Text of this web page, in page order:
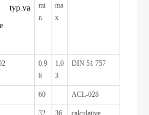
typ.va
mi
n
ma
x
0.9
8
1.0
3
DIN 51 757
60 ACL-028
32 36 calculative